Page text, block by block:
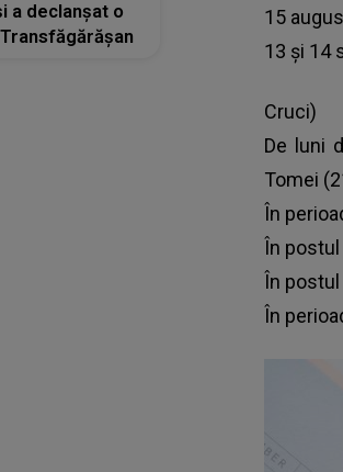
15
13 și 14
Cruci)
De luni
Tomei
În
În postul
În
În
a declanșat o